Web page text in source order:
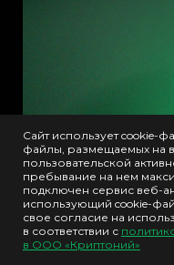
Сайт использует cookie-
файлы, размещаемых на
пользовательской
пребывание на нем
подключен сервис веб-
использующий cookie-
свое согласие на
в соответствии с
в ООО «Криптоний»